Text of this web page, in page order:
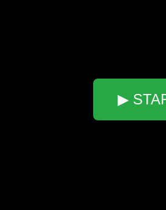
▶